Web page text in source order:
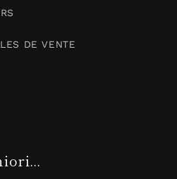
DE VENTE